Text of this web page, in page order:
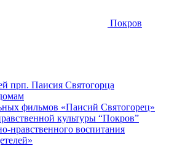
Покров
прп. Паисия Святогорца
фильмов «Паисий Святогорец»
культуры “Покров”
нравственного воспитания